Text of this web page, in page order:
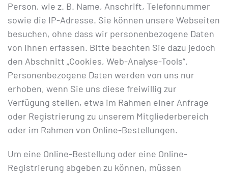
Person, wie z. B. Name, Anschrift, Telefonnummer
sowie die IP-Adresse. Sie können unsere Webseiten
besuchen, ohne dass wir personenbezogene Daten
von Ihnen erfassen. Bitte beachten Sie dazu jedoch
den Abschnitt „Cookies, Web-Analyse-Tools“.
Personenbezogene Daten werden von uns nur
erhoben, wenn Sie uns diese freiwillig zur
Verfügung stellen, etwa im Rahmen einer Anfrage
oder Registrierung zu unserem Mitgliederbereich
oder im Rahmen von Online-Bestellungen.
Um eine Online-Bestellung oder eine Online-
Registrierung abgeben zu können, müssen